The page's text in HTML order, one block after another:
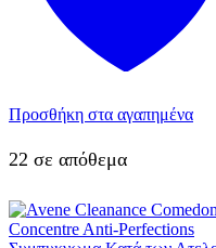
Προσθήκη στα αγαπημένα
22 σε απόθεμα